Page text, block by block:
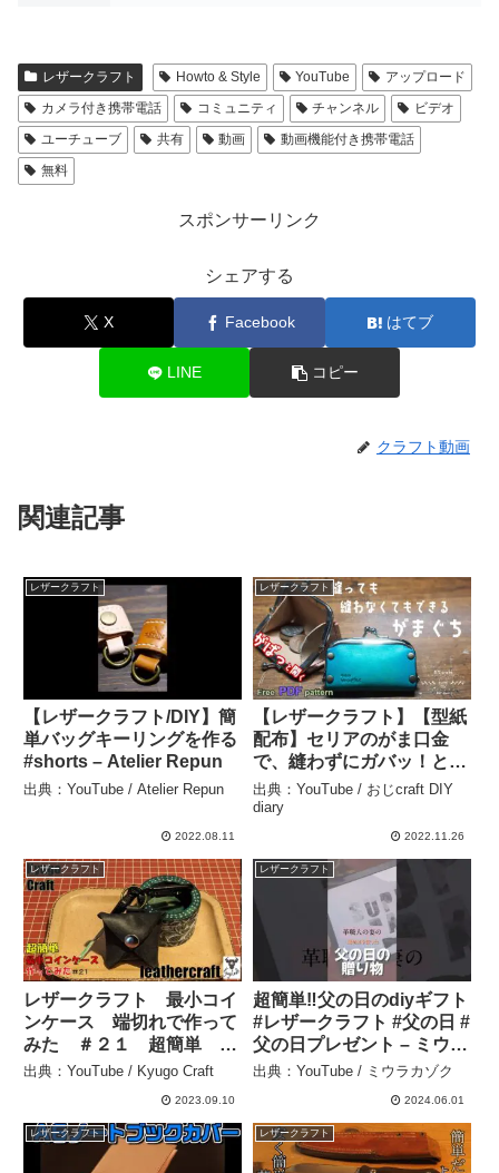
レザークラフト Howto & Style YouTube
アップロード
カメラ付き携帯電話
コミュニティ チャンネル
ビデオ
ユーチューブ
共有 動画
動画機能付き携帯電話
無料
スポンサーリンク
シェアする
X Facebook はてブ
LINE コピー
クラフト動画
関連記事
レザークラフト
【レザークラフト/DIY】簡
単バッグキーリングを作る
#shorts – Atelier Repun
出典：YouTube / Atelier Repun
2022.08.11
レザークラフト
【レザークラフト】【型紙
配布】セリアのがま口金
で、縫わずにガバッ！と開
く小さながま口 – おじcraft
DIY diary
出典：YouTube / おじcraft DIY
diary
2022.11.26
レザークラフト
レザークラフト 最小コイ
ンケース 端切れで作って
みた ＃２１ 超簡単 初
心者必見 – Kyugo Craft
出典：YouTube / Kyugo Craft
2023.09.10
レザークラフト
超簡単‼️父の日のdiyギフト
#レザークラフト #父の日 #
父の日プレゼント – ミウラ
カゾク
出典：YouTube / ミウラカゾク
2024.06.01
レザークラフト レザークラフト